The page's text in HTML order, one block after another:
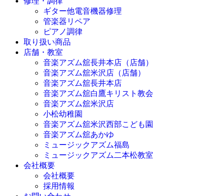
ギター他電音機器修理
管楽器リペア
ピアノ調律
取り扱い商品
店舗・教室
音楽アズム舘長井本店（店舗）
音楽アズム舘米沢店（店舗）
音楽アズム舘長井本店
音楽アズム舘白鷹キリスト教会
音楽アズム舘米沢店
小松幼稚園
音楽アズム舘米沢西部こども園
音楽アズム舘あかゆ
ミュージックアズム福島
ミュージックアズム二本松教室
会社概要
会社概要
採用情報